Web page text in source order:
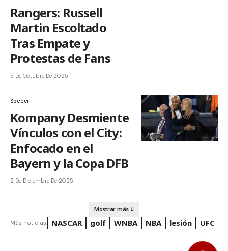
Rangers: Russell
Martin Escoltado
Tras Empate y
Protestas de Fans
5 De Octubre De 2025
Soccer
Kompany Desmiente
Vínculos con el City:
Enfocado en el
Bayern y la Copa DFB
2 De Diciembre De 2025
Mostrar más
Más noticias: NASCAR golf WNBA NBA lesión UFC